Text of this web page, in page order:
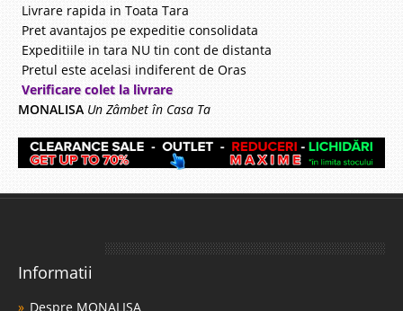
Livrare rapida in Toata Tara
Pret avantajos pe expeditie consolidata
Expeditiile in tara NU tin cont de distanta
Pretul este acelasi indiferent de Oras
Verificare colet la livrare
MONALISA Un Zâmbet în Casa Ta
Informatii
Despre MONALISA